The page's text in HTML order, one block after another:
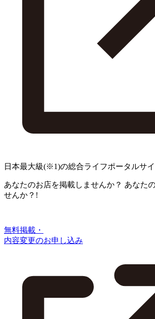
日本最大級(※1)の総合ライフポータルサイ
あなたのお店を掲載しませんか？ あなた
せんか？!
無料掲載・
内容変更のお申し込み